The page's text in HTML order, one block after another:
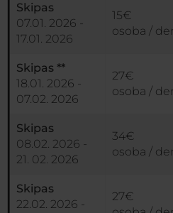
Skipas
07.01. 2026 -
17.01. 2026
15€
osoba /
Skipas **
18.01. 2026 -
07.02. 2026
27€
osoba /
Skipas
08.02. 2026 -
21. 02. 2026
34€
osoba /
Skipas
22.02. 2026 -
27€